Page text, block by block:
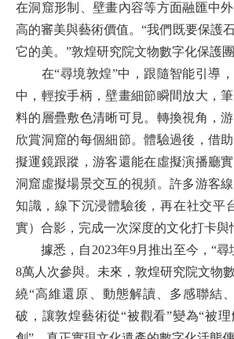
在洞窟形制、壁畫內容等方面融匯中
高的審美與藝術價值。“我們既要保護
它的美。”敦煌研究院文物數字化保護團
在“尋境敦煌”中，跟隨智能引導
中，輕按手柄，壁畫細節瞬間放大，
料的層疊敷色清晰可見。轉換視角，
欣賞洞窟的每個細節。體驗過後，借
擬運鏡跟蹤，游客還能在虛擬演播廳
洞窟虛擬場景交互的視頻。許多游客
知識，線下沉浸體驗後，再在社交平
實）合影，完成一次深度的文化打卡與
據悉， 自 2023年9月推出至今，“
8萬人次參與。未來， 敦煌研究院文物
繞“高維還原、動態解讀、多感聯結
破，讓敦煌藝術從“被觀看”變為“被理